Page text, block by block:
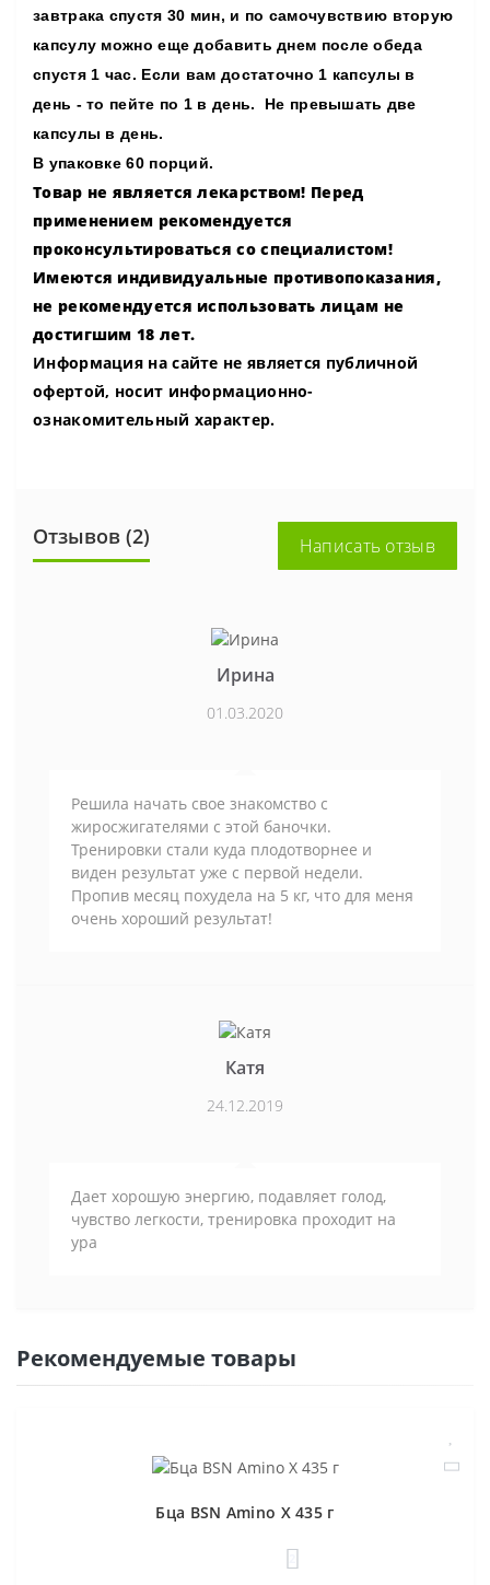
завтрака спустя 30 мин, и по самочувствию вторую
капсулу можно еще добавить днем после обеда
спустя 1 час. Если вам достаточно 1 капсулы в
день - то пейте по 1 в день. Не превышать две
капсулы в день.
В упаковке 60 порций.
Товар не является лекарством! Перед
применением рекомендуется
проконсультироваться со специалистом!
Имеются индивидуальные противопоказания,
не рекомендуется использовать лицам не
достигшим 18 лет.
Информация на сайте не является публичной
офертой, носит информационно-
ознакомительный характер.
Отзывов (2) Написать отзыв
Ирина
01.03.2020
Решила начать свое знакомство с
жиросжигателями с этой баночки.
Тренировки стали куда плодотворнее и
виден результат уже с первой недели.
Пропив месяц похудела на 5 кг, что для меня
очень хороший результат!
Катя
24.12.2019
Дает хорошую энергию, подавляет голод,
чувство легкости, тренировка проходит на
ура
Рекомендуемые товары
Бца BSN Amino X 435 г